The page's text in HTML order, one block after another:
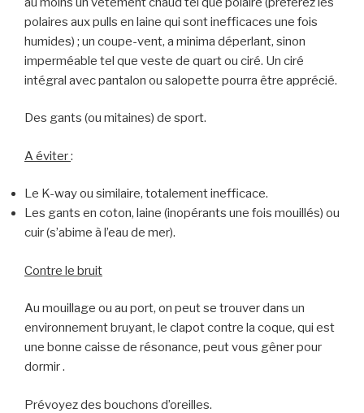
polaires aux pulls en laine qui sont inefficaces une fois
humides) ; un coupe-vent, a minima déperlant, sinon
imperméable tel que veste de quart ou ciré. Un ciré
intégral avec pantalon ou salopette pourra être apprécié.
Des gants (ou mitaines) de sport.
A éviter:
Le K-way ou similaire, totalement inefficace.
Les gants en coton, laine (inopérants une fois mouillés) ou
cuir (s’abime à l’eau de mer).
Contre le bruit
Au mouillage ou au port, on peut se trouver dans un
environnement bruyant, le clapot contre la coque, qui est
une bonne caisse de résonance, peut vous gêner pour
dormir .
Prévoyez des bouchons d’oreilles.